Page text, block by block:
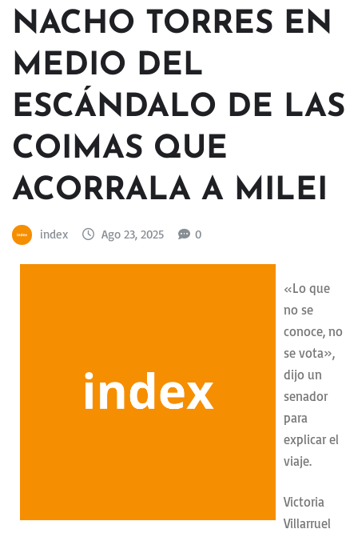
NACHO TORRES EN
MEDIO DEL
ESCÁNDALO DE LAS
COIMAS QUE
ACORRALA A MILEI
index Ago 23, 2025 0
«Lo que
no se
conoce, no
se vota»,
dijo un
senador
para
explicar el
viaje.
Victoria
Villarruel